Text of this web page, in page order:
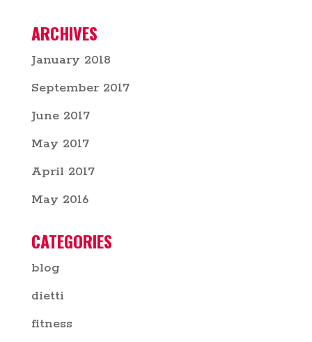
ARCHIVES
January 2018
September 2017
June 2017
May 2017
April 2017
May 2016
CATEGORIES
blog
dietti
fitness